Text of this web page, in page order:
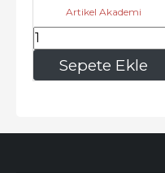
Sepete Ekle
Artikel Akademi
255,00